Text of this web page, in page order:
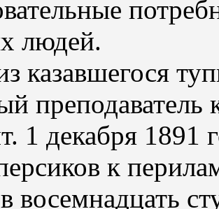
людей.
казавшегося
1 декабря 1891
к
восемнадцать